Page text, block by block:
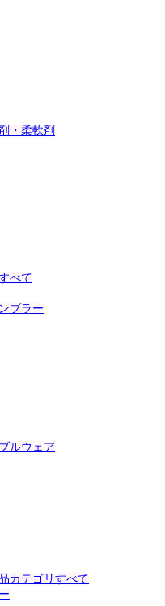
・柔軟剤
べて
ブラー
ルウェア
カテゴリすべて